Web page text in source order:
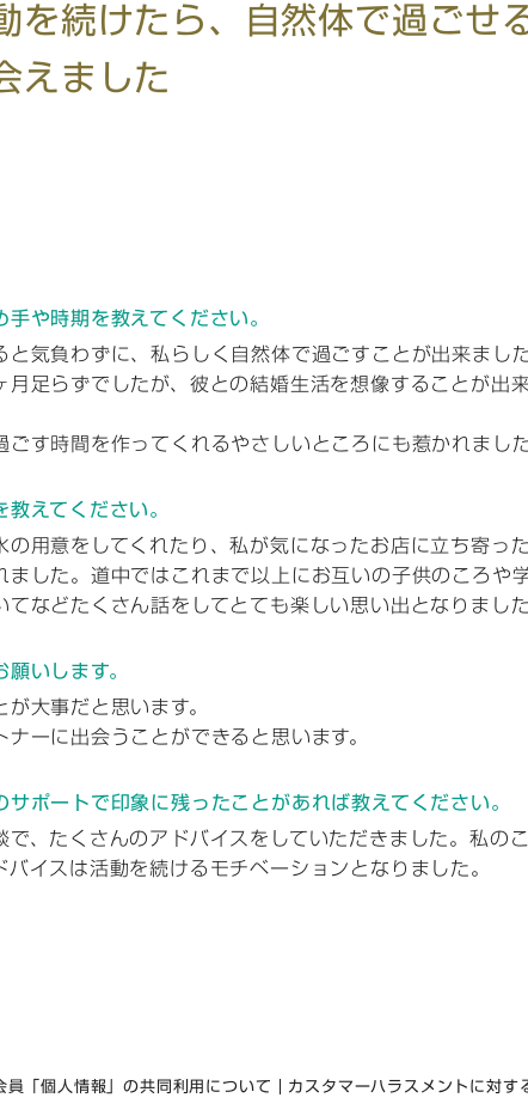
を続けたら、自然体で過ごせ
えました
や時期を教えてください。
気負わずに、私らしく自然体で過ごすことが出来ました
月足らずでしたが、彼との結婚生活を想像することが出
す時間を作ってくれるやさしいところにも惹かれました
えてください。
用意をしてくれたり、私が気になったお店に立ち寄っ
ました。道中ではこれまで以上にお互いの子供のころや
などたくさん話をしてとても楽しい思い出となりました
いします。
大事だと思います。
ーに出会うことができると思います。
ポートで印象に残ったことがあれば教えてください。
、たくさんのアドバイスをしていただきました。私の
イスは活動を続けるモチベーションとなりました。
員「個人情報」の共同利用について カスタマーハラスメントに対す